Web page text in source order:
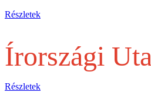
Részletek
Írországi
Részletek